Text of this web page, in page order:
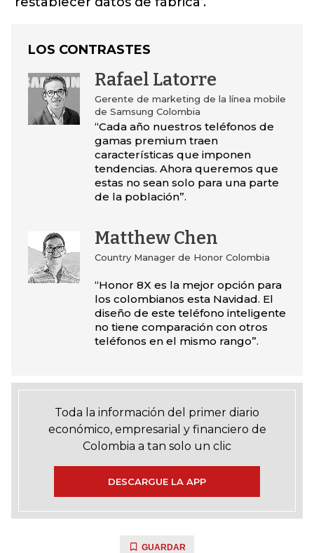
LOS CONTRASTES
Rafael Latorre
Gerente de marketing de la línea mobile
de Samsung Colombia
“Cada año nuestros teléfonos de
gamas premium traen
características que imponen
tendencias. Ahora queremos que
estas no sean solo para una parte
de la población”.
Matthew Chen
Country Manager de Honor Colombia
“Honor 8X es la mejor opción para
los colombianos esta Navidad. El
diseño de este teléfono inteligente
no tiene comparación con otros
teléfonos en el mismo rango”.
Toda la información del primer diario
económico, empresarial y financiero de
Colombia a tan solo un clic
DESCARGUE LA APP
GUARDAR